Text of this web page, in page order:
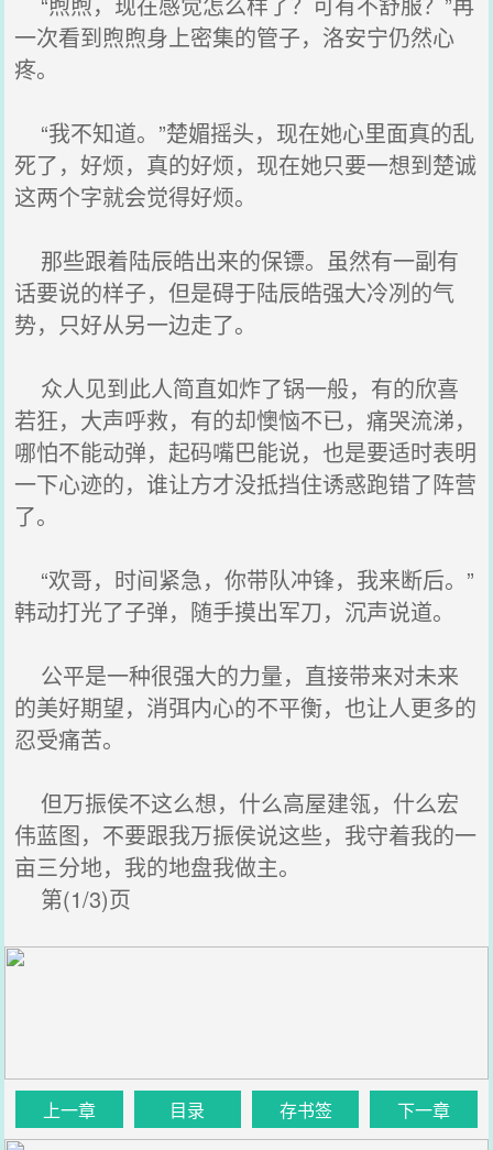
一次看到煦煦身上密集的管子，洛安宁仍然心
疼。
“我不知道。”楚媚摇头，现在她心里面真的乱
死了，好烦，真的好烦，现在她只要一想到楚诚
这两个字就会觉得好烦。
那些跟着陆辰皓出来的保镖。虽然有一副有
话要说的样子，但是碍于陆辰皓强大冷冽的气
势，只好从另一边走了。
众人见到此人简直如炸了锅一般，有的欣喜
若狂，大声呼救，有的却懊恼不已，痛哭流涕，
哪怕不能动弹，起码嘴巴能说，也是要适时表明
一下心迹的，谁让方才没抵挡住诱惑跑错了阵营
了。
“欢哥，时间紧急，你带队冲锋，我来断后。”
韩动打光了子弹，随手摸出军刀，沉声说道。
公平是一种很强大的力量，直接带来对未来
的美好期望，消弭内心的不平衡，也让人更多的
忍受痛苦。
但万振侯不这么想，什么高屋建瓴，什么宏
伟蓝图，不要跟我万振侯说这些，我守着我的一
亩三分地，我的地盘我做主。
第(1/3)页
上一章 目录 存书签 下一章